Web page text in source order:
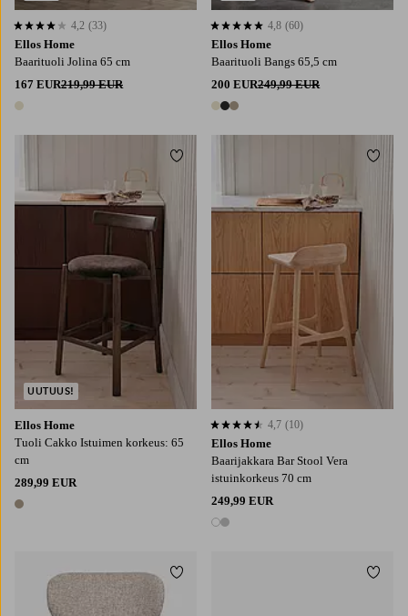
Ellos Home
Baarituoli Jolina 65 cm
167 EUR219,99 EUR
1 väri
4,2 perustuen 33 arvosanaan
4,2 (33)
Ellos Home
Baarituoli Bangs 65,5 cm
200 EUR249,99 EUR
3 värejä
4,8 perustuen 60 arvosanaan
4,8 (60)
Ellos Home
Tuoli Cakko Istuimen korkeus: 65
cm
289,99 EUR
1 väri
UUTUUS!
Lisää suosikkeihin
Ellos Home
Baarijakkara Bar Stool Vera
istuinkorkeus 70 cm
249,99 EUR
2 värejä
4,7 perustuen 10 arvosanaan
4,7 (10)
Lisää suosikkeihin